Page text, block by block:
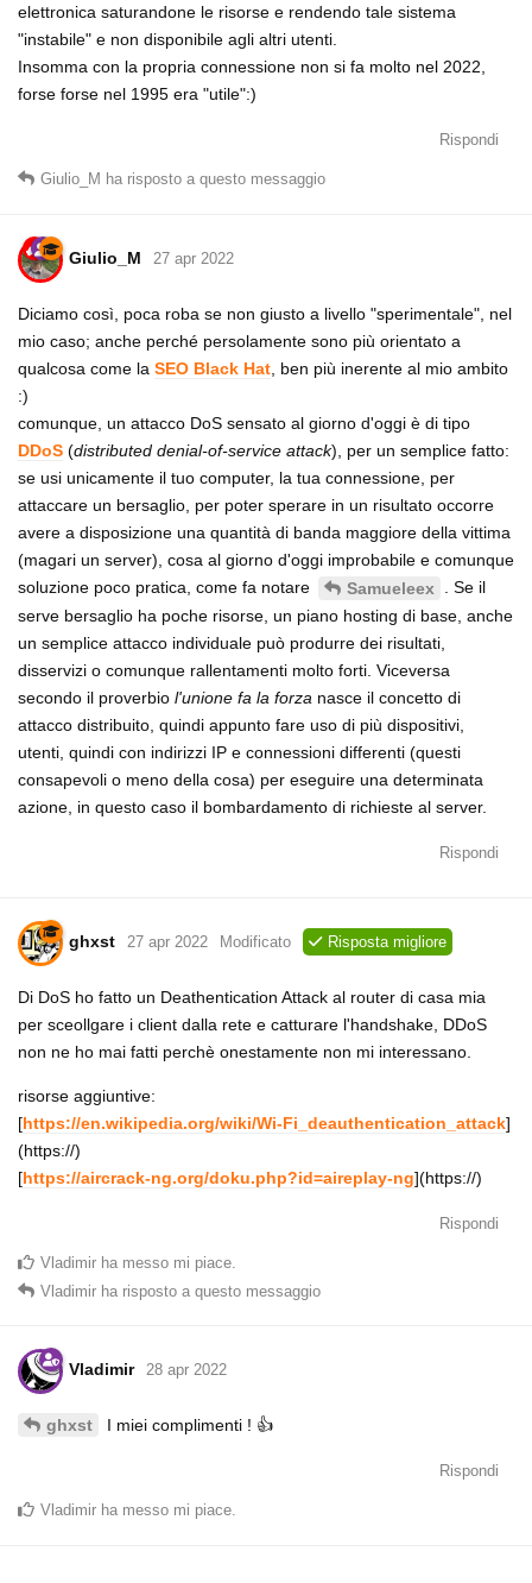
elettronica saturandone le risorse e rendendo tale sistema
"instabile" e non disponibile agli altri utenti.
Insomma con la propria connessione non si fa molto nel 2022,
forse forse nel 1995 era "utile":)
Rispondi
Giulio_M ha risposto a questo messaggio
Giulio_M 27 apr 2022
Diciamo così, poca roba se non giusto a livello "sperimentale", nel
mio caso; anche perché persolamente sono più orientato a
qualcosa come la SEO Black Hat , ben più inerente al mio ambito
:)
comunque, un attacco DoS sensato al giorno d'oggi è di tipo
DDoS (distributed denial-of-service attack), per un semplice fatto:
se usi unicamente il tuo computer, la tua connessione, per
attaccare un bersaglio, per poter sperare in un risultato occorre
avere a disposizione una quantità di banda maggiore della vittima
(magari un server), cosa al giorno d'oggi improbabile e comunque
soluzione poco pratica, come fa notare
Samueleex
. Se il
serve bersaglio ha poche risorse, un piano hosting di base, anche
un semplice attacco individuale può produrre dei risultati,
disservizi o comunque rallentamenti molto forti. Viceversa
secondo il proverbio l'unione fa la forza nasce il concetto di
attacco distribuito, quindi appunto fare uso di più dispositivi,
utenti, quindi con indirizzi IP e connessioni differenti (questi
consapevoli o meno della cosa) per eseguire una determinata
azione, in questo caso il bombardamento di richieste al server.
Rispondi
ghxst 27 apr 2022 Modificato Risposta migliore
Di DoS ho fatto un Deathentication Attack al router di casa mia
per sceollgare i client dalla rete e catturare l'handshake, DDoS
non ne ho mai fatti perchè onestamente non mi interessano.
risorse aggiuntive:
[https://en.wikipedia.org/wiki/Wi-Fi_deauthentication_attack]
(https://)
[https://aircrack-ng.org/doku.php?id=aireplay-ng](https://)
Rispondi
Vladimir ha messo mi piace
Vladimir ha risposto a questo messaggio
Vladimir 28 apr 2022
ghxst I miei complimenti ! 👍
Rispondi
Vladimir ha messo mi piace.